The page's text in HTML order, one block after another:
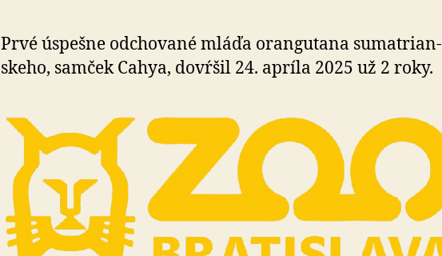
Prvé úspešne odchované mláďa orangutana su­ma­trian­
skeho, samček Cahya, dovŕšil 24. apríla 2025 už 2 roky.